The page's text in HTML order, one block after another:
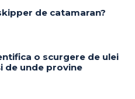
de catamaran?
o scurgere de ulei
de unde provine